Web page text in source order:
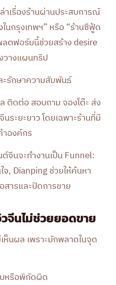
าเรื่องร้านผ่านประสบการณ์
นกรุงเทพฯ” หรือ “ร้านซีฟู้ด
ตฟอร์มนี้ช่วยสร้าง desire
วางแผนทริป
ะรักษาความสัมพันธ์
ติดต่อ สอบถาม จองโต๊ะ ส่ง
ระยะยาว โดยเฉพาะร้านที่มี
องค์กร
ต์จีนจะทำงานเป็น Funnel:
, Dianping ช่วยให้ค้นหา
สารและปิดการขาย
จีนไม่ช่วยยอดขาย
ห็นผล เพราะมักพลาดในจุด
บหรือพิกัดผิด